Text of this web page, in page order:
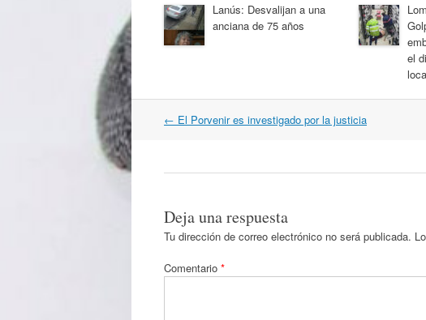
Lanús: Desvalijan a una
anciana de 75 años
el
Navegación
← El Porvenir es investigado por la justicia
Deja una respuesta
Tu dirección de correo electrónico no será publicada.
Comentario *